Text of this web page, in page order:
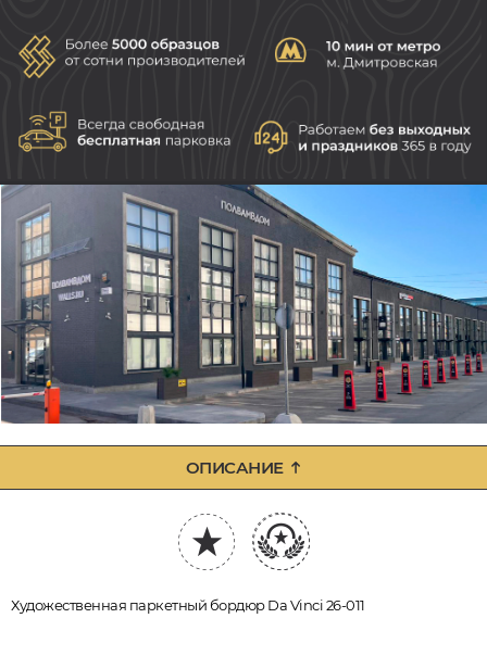
ОПИСАНИЕ
Художественная паркетный бордюр Da Vinci 26-011